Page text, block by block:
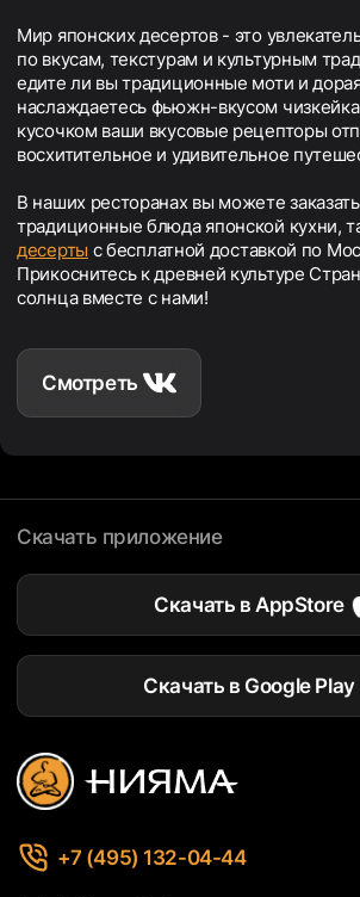
Мир японских десертов - это
по вкусам, текстурам и культурным
едите ли вы традиционные моти и
наслаждаетесь фьюжн-вкусом
кусочком ваши вкусовые рецепторы
восхитительное и удивительное
В наших ресторанах вы можете
традиционные блюда японской кухни,
десерты с бесплатной доставкой по
Прикоснитесь к древней культуре
солнца вместе с нами!
Смотреть
Скачать приложение
Скачать в AppStore
Скачать в Google Play
+7 (495) 132-04-44